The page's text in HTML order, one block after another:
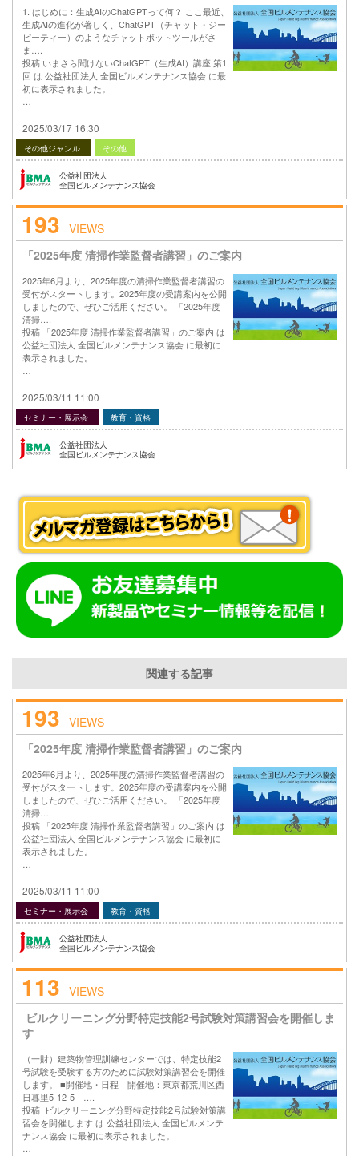
1. はじめに：生成AIのChatGPTって何？ ここ最近、
生成AIの進化が著しく、ChatGPT（チャット・ジー
ピーティー）のようなチャットボットツールがさ
ま….
投稿 いまさら聞けないChatGPT（生成AI）講座 第1
回 は 公益社団法人 全国ビルメンテナンス協会 に最
初に表示されました。
2025/03/17 16:30
その他ジャンル その他
公益社団法人
全国ビルメンテナンス協会
193 VIEWS
「2025年度 清掃作業監督者講習」のご案内
2025年6月より、2025年度の清掃作業監督者講習の
受付がスタートします。2025年度の受講案内を公開
しましたので、ぜひご活用ください。 「2025年度
清掃….
投稿 「2025年度 清掃作業監督者講習」のご案内 は
公益社団法人 全国ビルメンテナンス協会 に最初に
表示されました。
2025/03/11 11:00
セミナー・展示会 教育・資格
公益社団法人
全国ビルメンテナンス協会
関連する記事
193 VIEWS
「2025年度 清掃作業監督者講習」のご案内
2025年6月より、2025年度の清掃作業監督者講習の
受付がスタートします。2025年度の受講案内を公開
しましたので、ぜひご活用ください。 「2025年度
清掃….
投稿 「2025年度 清掃作業監督者講習」のご案内 は
公益社団法人 全国ビルメンテナンス協会 に最初に
表示されました。
2025/03/11 11:00
セミナー・展示会 教育・資格
公益社団法人
全国ビルメンテナンス協会
113 VIEWS
ビルクリーニング分野特定技能2号試験対策講習会を開催しま
す
（一財）建築物管理訓練センターでは、特定技能2
号試験を受験する方のために試験対策講習会を開催
します。 ■開催地・日程 開催地：東京都荒川区西
日暮里5-12-5 ….
投稿 ビルクリーニング分野特定技能2号試験対策講
習会を開催します は 公益社団法人 全国ビルメンテ
ナンス協会 に最初に表示されました。